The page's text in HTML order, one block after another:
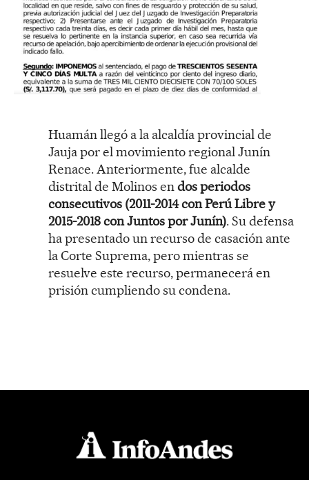
Huamán llegó a la alcaldía provincial de
Jauja por el movimiento regional Junín
Renace. Anteriormente, fue alcalde
distrital de Molinos endos periodos
consecutivos (2011-2014 con Perú Libre y
2015-2018 con Juntos por Junín). Su defensa
ha presentado un recurso de casación ante
la Corte Suprema, pero mientras se
resuelve este recurso, permanecerá en
prisión cumpliendo su condena.